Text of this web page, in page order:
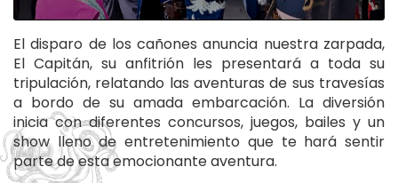
El disparo de los cañones anuncia nuestra zarpada,
El Capitán, su anfitrión les presentará a toda su
tripulación, relatando las aventuras de sus travesías
a bordo de su amada embarcación. La diversión
inicia con diferentes concursos, juegos, bailes y un
show lleno de entretenimiento que te hará sentir
parte de esta emocionante aventura.